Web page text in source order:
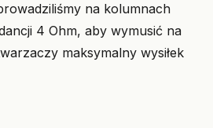
na kolumnach
4 Ohm, aby wymusić na
maksymalny wysiłek